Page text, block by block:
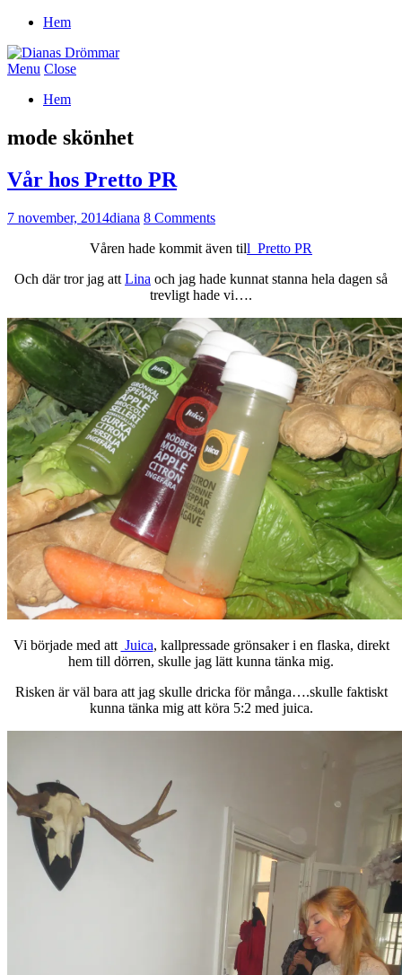
Hem
Menu Close
Hem
mode skönhet
Vår hos Pretto PR
7 november, 2014diana 8 Comments
Våren hade kommit även till Pretto PR
Och där tror jag att Lina och jag hade kunnat stanna hela dagen så
trevligt hade vi….
Vi började med att Juica, kallpressade grönsaker i en flaska, direkt
hem till dörren, skulle jag lätt kunna tänka mig.
Risken är väl bara att jag skulle dricka för många….skulle faktiskt
kunna tänka mig att köra 5:2 med juica.